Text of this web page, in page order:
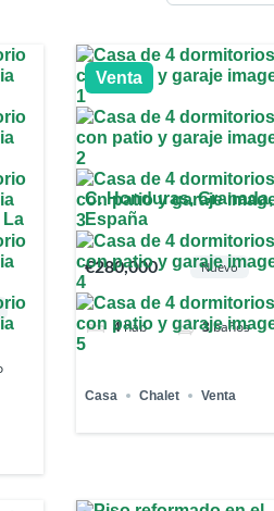
La
Venta
C. Honduras, Granada,
España
€280,000 Nuevo
4hab 3baños
Casa Chalet Venta